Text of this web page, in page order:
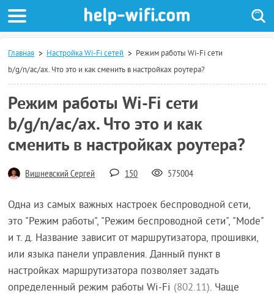
Главная Настройка Wi-Fi сетей
Режим работы Wi-Fi сети
b/g/n/ac/ax. Что это и как сменить в настройках роутера?
Режим работы Wi-Fi сети
b/g/n/ac/ax. Что это и как
сменить в настройках роутера?
Вишневский Сергей 150 575004
Одна из самых важных настроек беспроводной сети,
это "Режим работы", "Режим беспроводной сети", "Mode"
и т. д. Название зависит от маршрутизатора, прошивки,
или языка панели управления. Данный пункт в
настройках маршрутизатора позволяет задать
определенный режим работы Wi-Fi (802.11). Чаще